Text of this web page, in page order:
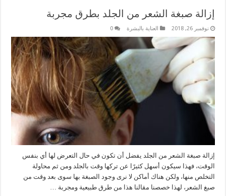
إزالة صبغة الشعر من الجلد بطرق مجربة
نوفمبر 26, 2018 العناية بالبشرة 0
إزالة صبغة الشعر من الجلد يفضل أن تكون في حال التعرض لها أي بنفس
الوقت، فهذا سيكون أسهل كثيرًا عن تركها وقت بالجلد ومن ثم محاولة
التخلص منها، ولكن هناك أماكن لا نرى وجود الصبغة بها سوى بعد وقت من
صبغ الشعر، لهذا خصصنا مقالنا هذا من طرق طبيعية ومجربة …